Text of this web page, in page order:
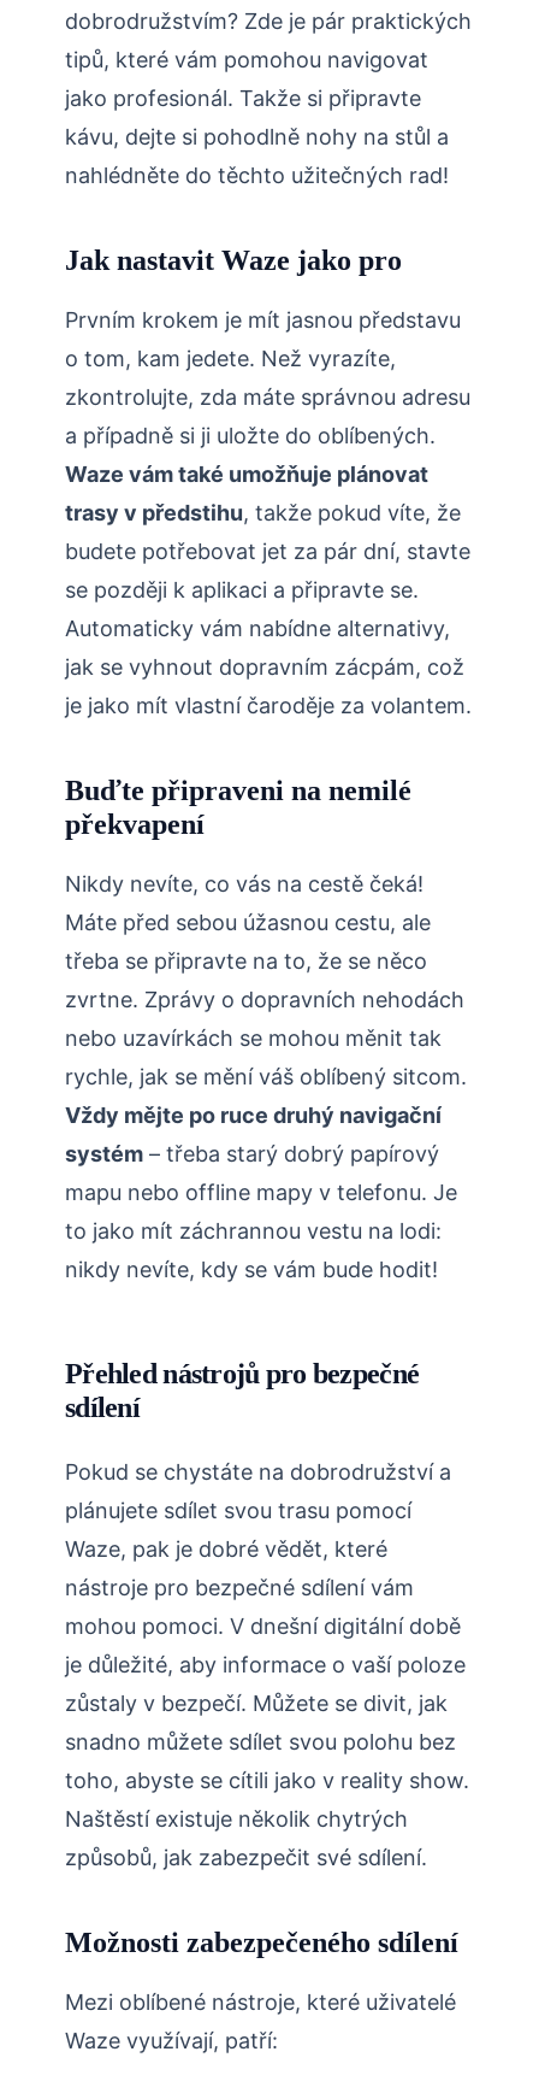
dobrodružstvím? Zde je pár praktických
tipů, které vám pomohou navigovat
jako profesionál. Takže si připravte
kávu, dejte si pohodlně nohy na stůl a
nahlédněte do těchto užitečných rad!
Jak nastavit Waze jako pro
Prvním krokem je mít jasnou představu
o tom, kam jedete. Než vyrazíte,
zkontrolujte, zda máte správnou adresu
a případně si ji uložte do oblíbených.
Waze vám také umožňuje plánovat
trasy v předstihu, takže pokud víte, že
budete potřebovat jet za pár dní, stavte
se později k aplikaci a připravte se.
Automaticky vám nabídne alternativy,
jak se vyhnout dopravním zácpám, což
je jako mít vlastní čaroděje za volantem.
Buďte připraveni na nemilé
překvapení
Nikdy nevíte, co vás na cestě čeká!
Máte před sebou úžasnou cestu, ale
třeba se připravte na to, že se něco
zvrtne. Zprávy o dopravních nehodách
nebo uzavírkách se mohou měnit tak
rychle, jak se mění váš oblíbený sitcom.
Vždy mějte po ruce druhý navigační
systém – třeba starý dobrý papírový
mapu nebo offline mapy v telefonu. Je
to jako mít záchrannou vestu na lodi:
nikdy nevíte, kdy se vám bude hodit!
Přehled nástrojů pro bezpečné
sdílení
Pokud se chystáte na dobrodružství a
plánujete sdílet svou trasu pomocí
Waze, pak je dobré vědět, které
nástroje pro bezpečné sdílení vám
mohou pomoci. V dnešní digitální době
je důležité, aby informace o vaší poloze
zůstaly v bezpečí. Můžete se divit, jak
snadno můžete sdílet svou polohu bez
toho, abyste se cítili jako v reality show.
Naštěstí existuje několik chytrých
způsobů, jak zabezpečit své sdílení.
Možnosti zabezpečeného sdílení
Mezi oblíbené nástroje, které uživatelé
Waze využívají, patří: